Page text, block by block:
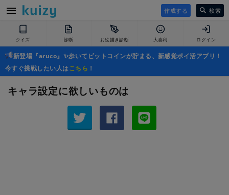
作成する 検索
クイズ 診断 お絵描き診断 大喜利 ログイン
新登場『aruco』✨歩いてビットコインが貯まる、新感覚ポイ活アプリ！
今すぐ挑戦したい人はこちら ！
キャラ設定に欲しいものは